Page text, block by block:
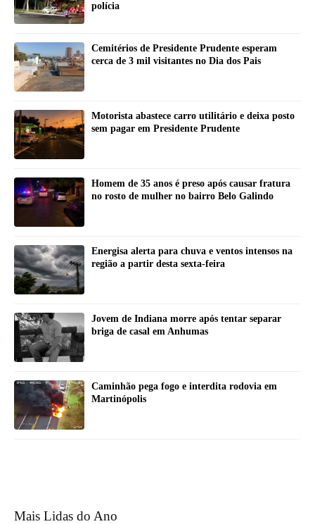
polícia
Cemitérios de Presidente Prudente esperam
cerca de 3 mil visitantes no Dia dos Pais
Motorista abastece carro utilitário e deixa posto
sem pagar em Presidente Prudente
Homem de 35 anos é preso após causar fratura
no rosto de mulher no bairro Belo Galindo
Energisa alerta para chuva e ventos intensos na
região a partir desta sexta-feira
Jovem de Indiana morre após tentar separar
briga de casal em Anhumas
Caminhão pega fogo e interdita rodovia em
Martinópolis
Mais Lidas do Ano